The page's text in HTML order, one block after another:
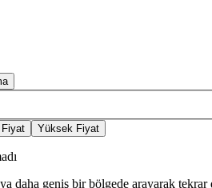
Fiyat Yüksek Fiyat
daha geniş bir bölgede arayarak tekrar